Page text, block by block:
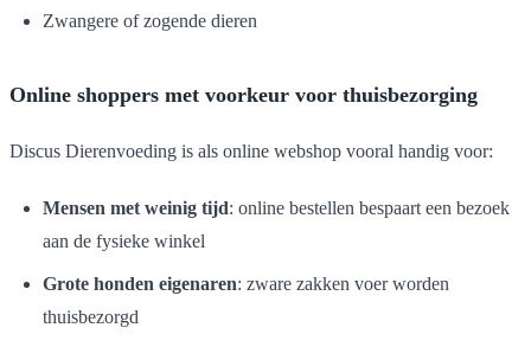
Zwangere of zogende dieren
Online shoppers met voorkeur voor thuisbezorging
Discus Dierenvoeding is als online webshop vooral handig voor:
Mensen met weinig tijd: online bestellen bespaart een bezoek
aan de fysieke winkel
Grote honden eigenaren: zware zakken voer worden
thuisbezorgd